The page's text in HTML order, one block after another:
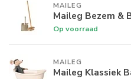
MAILEG
Maileg Bezem &
Op voorraad
MAILEG
Maileg Klassiek